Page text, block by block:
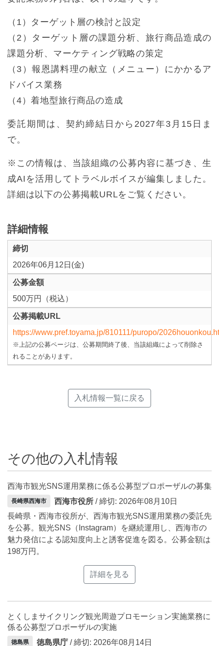
（1）ターゲット層の検討と設定
（2）ターゲット層の課題分析、旅行商品造成の
課題分析、マーケティング戦略の策定
（3）報恩講料理の献立（メニュー）にかかるア
ドバイス業務
（4）着地型旅行商品の造成
委託期間は、契約締結日から2027年3月15日ま
で。
※この情報は、当該組織の公募内容に基づき、生
成AIを活用してトラベルボイスが編集しました。
詳細は以下の公募掲載URLをご覧ください。
詳細情報
締切
2026年06月12日(金)
公募金額
500万円（税込）
公募掲載URL
https://www.pref.toyama.jp/810111/puropo/
※上記の公募ページは、公募期間終了後、当該組織によって削除さ
れることがあります。
入札情報一覧に戻る
その他の入札情報
西海市観光SNS運用業務に係る公募型プロポーザルの募集
長崎県西海市 西海市役所 / 締切: 2026年08月10日
長崎県・西海市役所が、西海市観光SNS運用業務の委託先
を公募。観光SNS（Instagram）を継続運用し、西海市の
魅力発信による認知度向上と誘客促進を図る。公募金額は
198万円。
詳細を見る
とくしまサイクリング観光周遊プロモーション実施業務に
係る公募型プロポーザルの実施
徳島県 徳島県庁 / 締切: 2026年08月14日